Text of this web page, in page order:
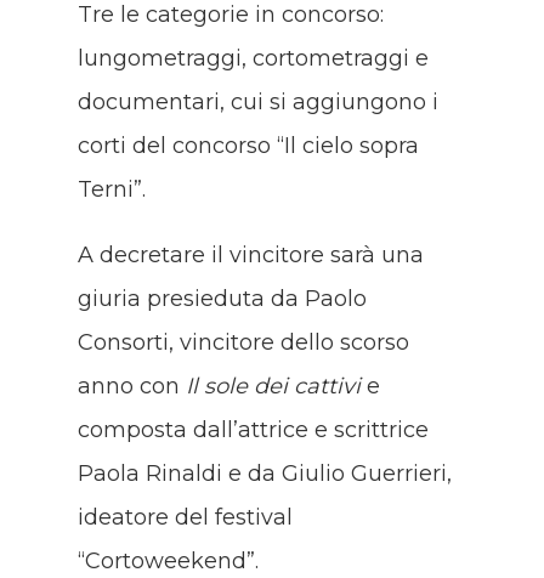
Tre le categorie in concorso:
lungometraggi, cortometraggi e
documentari, cui si aggiungono i
corti del concorso “Il cielo sopra
Terni”.
A decretare il vincitore sarà una
giuria presieduta da Paolo
Consorti, vincitore dello scorso
anno con Il sole dei cattivie
composta dall’attrice e scrittrice
Paola Rinaldi e da Giulio Guerrieri,
ideatore del festival
“Cortoweekend”.